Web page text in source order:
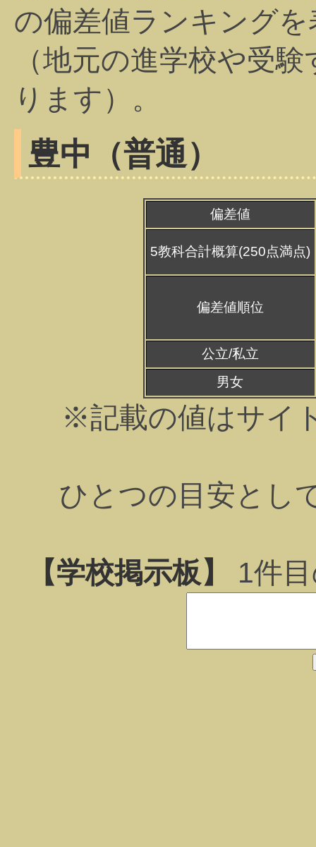
の偏差値ランキング
（地元の進学校や受
ります）。
豊中（普通）
偏差値
5教科合計概算(250点満点)
偏差値順位
公立/私立
男女
※記載の値はサイ
ひとつの目安とし
【学校掲示板】 1件